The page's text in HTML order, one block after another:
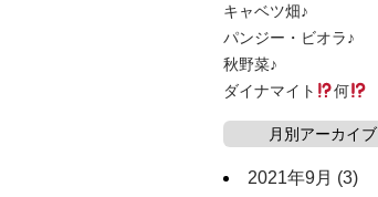
キャベツ畑♪
パンジー・ビオラ♪
秋野菜♪
ダイナマイト
何
月別アーカイブ
2021年9月 (3)